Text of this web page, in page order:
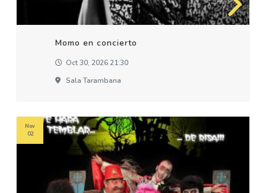
Momo en concierto
Oct 30, 2026 21:30
Sala Tarambana
Nov
02